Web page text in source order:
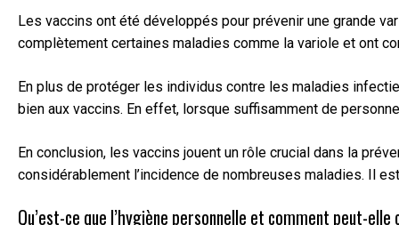
Les vaccins ont été développés pour prévenir une grande
complètement certaines maladies comme la variole et ont
En plus de protéger les individus contre les maladies
bien aux vaccins. En effet, lorsque suffisamment de
En conclusion, les vaccins jouent un rôle crucial dans la
considérablement l’incidence de nombreuses maladies. Il
Qu’est-ce que l’hygiène personnelle et comment peut-